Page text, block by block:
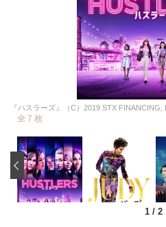
『ハスラーズ』（C）2019 STX FINANCING,
全 7 枚
1 / 2
‹